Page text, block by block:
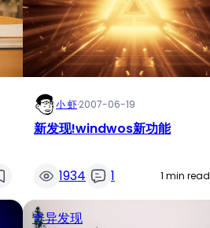
小 虾·2007-06-19
新发现!windwos新功能
1934 1 1 min read
奇异发现